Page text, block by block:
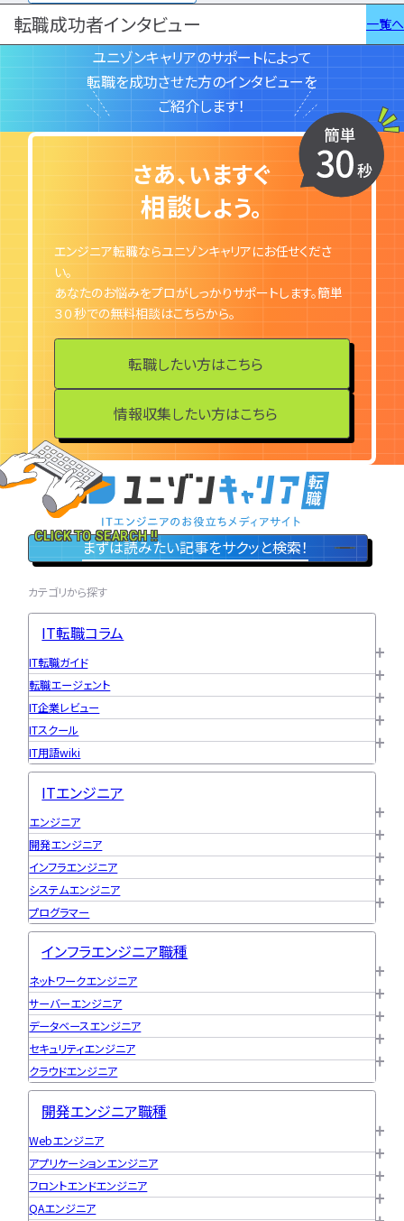
転職成功者インタビュー 一覧へ
ユニゾンキャリアのサポートによって
転職を成功させた方のインタビューを
ご紹介します！
さあ、いますぐ
相談しよう。
エンジニア転職ならユニゾンキャリアにお任せくださ
い。
あなたのお悩みをプロがしっかりサポートします。簡単
３０秒での無料相談はこちらから。
転職したい方はこちら
情報収集したい方はこちら
CLICK TO SEARCH !!
まずは読みたい記事をサクッと検索！
カテゴリから探す
IT転職コラム
IT転職ガイド
転職エージェント
IT企業レビュー
ITスクール
IT用語wiki
ITエンジニア
エンジニア
開発エンジニア
インフラエンジニア
システムエンジニア
プログラマー
インフラエンジニア職種
ネットワークエンジニア
サーバーエンジニア
データベースエンジニア
セキュリティエンジニア
クラウドエンジニア
開発エンジニア職種
Webエンジニア
アプリケーションエンジニア
フロントエンドエンジニア
QAエンジニア